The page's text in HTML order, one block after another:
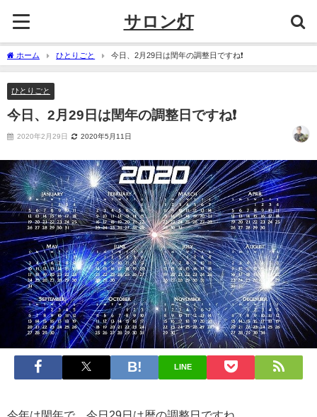
サロン灯
ホーム ひとりごと 今日、2月29日は閏年の調整日ですね❗
ひとりごと
今日、2月29日は閏年の調整日ですね❗
2020年2月29日 2020年5月11日
LINE